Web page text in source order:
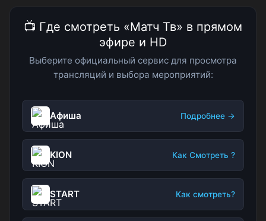
📺 Где смотреть «Матч Тв» в прямом
эфире и HD
Выберите официальный сервис для просмотра
трансляций и выбора мероприятий:
Афиша Подробнее →
KION Как Смотреть ?
START Как смотреть?